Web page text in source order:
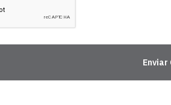
Enviar